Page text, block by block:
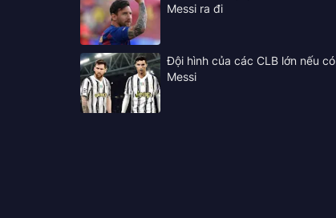
Messi ra đi
Đội hình của các CLB lớn nếu có
Messi